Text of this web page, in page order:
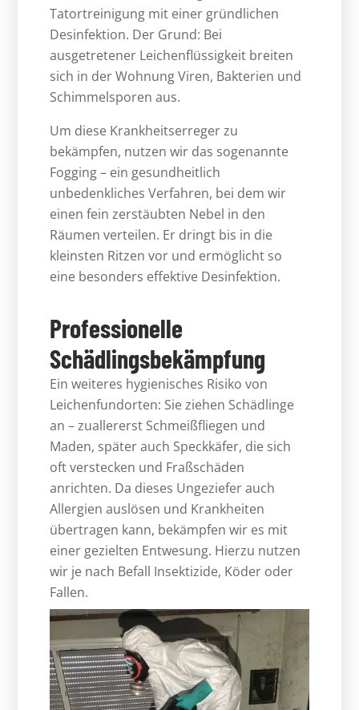
Tatortreinigung mit einer gründlichen
Desinfektion. Der Grund: Bei
ausgetretener Leichenflüssigkeit breiten
sich in der Wohnung Viren, Bakterien und
Schimmelsporen aus.
Um diese Krankheitserreger zu
bekämpfen, nutzen wir das sogenannte
Fogging – ein gesundheitlich
unbedenkliches Verfahren, bei dem wir
einen fein zerstäubten Nebel in den
Räumen verteilen. Er dringt bis in die
kleinsten Ritzen vor und ermöglicht so
eine besonders effektive Desinfektion.
Professionelle
Schädlingsbekämpfung
Ein weiteres hygienisches Risiko von
Leichenfundorten: Sie ziehen Schädlinge
an – zuallererst Schmeißfliegen und
Maden, später auch Speckkäfer, die sich
oft verstecken und Fraßschäden
anrichten. Da dieses Ungeziefer auch
Allergien auslösen und Krankheiten
übertragen kann, bekämpfen wir es mit
einer gezielten Entwesung. Hierzu nutzen
wir je nach Befall Insektizide, Köder oder
Fallen.